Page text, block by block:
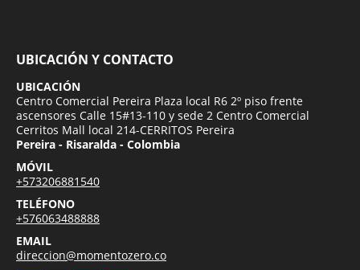
UBICACIÓN Y CONTACTO
UBICACIÓN
Centro Comercial Pereira Plaza local R6 2º piso frente
ascensores Calle 15#13-110 y sede 2 Centro Comercial
Cerritos Mall local 214-CERRITOS Pereira
Pereira - Risaralda - Colombia
MÓVIL
+573206881540
TELÉFONO
+576063488888
EMAIL
direccion@momentozero.co